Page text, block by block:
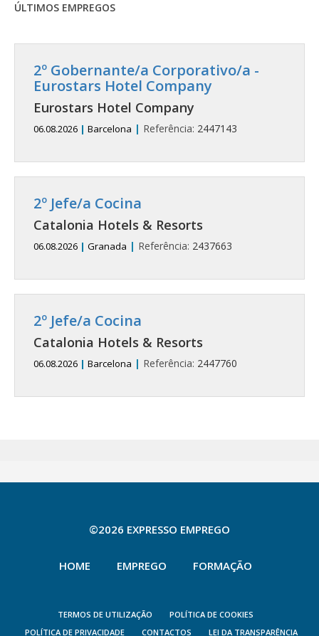
ÚLTIMOS EMPREGOS
2º Gobernante/a Corporativo/a -
Eurostars Hotel Company
Eurostars Hotel Company
06.08.2026 | Barcelona | Referência: 2447143
2º Jefe/a Cocina
Catalonia Hotels & Resorts
06.08.2026 | Granada | Referência: 2437663
2º Jefe/a Cocina
Catalonia Hotels & Resorts
06.08.2026 | Barcelona | Referência: 2447760
©2026 EXPRESSO EMPREGO
HOME EMPREGO FORMAÇÃO
TERMOS DE UTILIZAÇÃO
POLÍTICA DE COOKIES
POLÍTICA DE PRIVACIDADE
CONTACTOS LEI DA TRANSPARÊNCIA